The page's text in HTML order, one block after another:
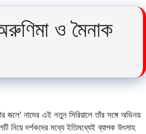
ও মৈনাক
জলে’ নামের এই নতুন সিরিয়ালে তাঁর সঙ্গে অভিনয়
নিয়ে দর্শকদের মধ্যে ইতিমধ্যেই ব্যাপক উৎসাহ